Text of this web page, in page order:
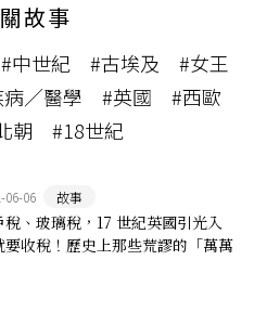
故事
#中世紀 #古埃及
#女王
／醫學 #英國
#西歐
朝
#18世紀
06-06 故事
稅、玻璃稅，17 世紀英國引光入
要收稅！歷史上那些荒謬的「萬萬